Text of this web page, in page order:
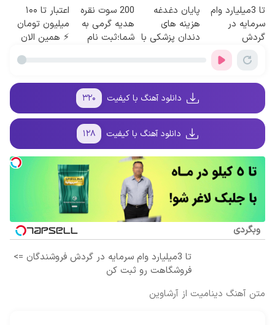
تا 3میلیارد وام
سرمایه در
گردش
فروشندگان =>
فروشگاهت رو
پایان دغدغه
هزینه های
دندان پزشکی با
200 سوت نقره
هدیه گرمی به
شما؛ثبت نام
اعتبار تا ۱۰۰
میلیون تومان
⚡ همین الان
اعتبار بده ✅
دانلود آهنگ با کیفیت ۳۲۰
دانلود آهنگ با کیفیت ۱۲۸
وبگردی
تا 3میلیارد وام سرمایه در گردش فروشندگان =>
فروشگاهت رو ثبت کن
متن آهنگ دینامیت از آرشاوین